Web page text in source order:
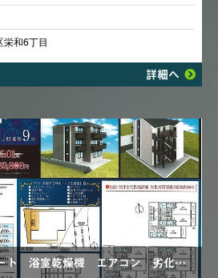
栄和6丁目
詳細へ
川崎市の一棟売りアパート 浴室乾燥機 エアコン 劣化対策等級３級取得物件 バス・トイレ別 TVモニターホン 価格変更あり17,000万円→16,200万円